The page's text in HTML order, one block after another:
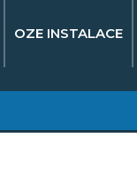
OZE INSTALACE